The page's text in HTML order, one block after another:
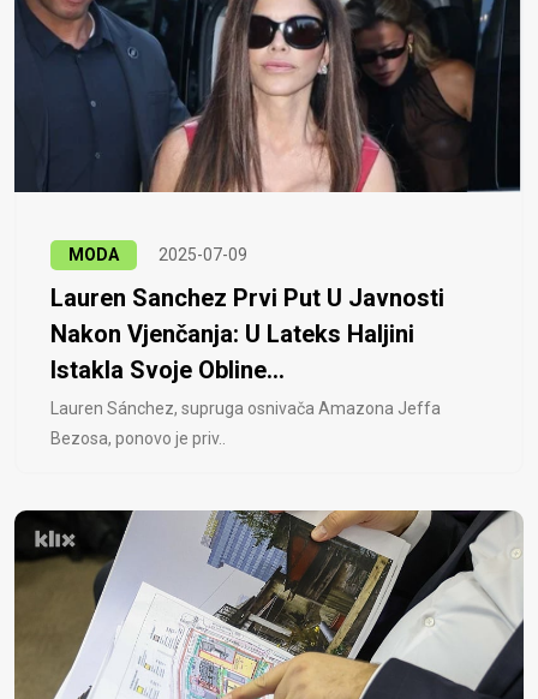
MODA 2025-07-09
Lauren Sanchez Prvi Put U Javnosti
Nakon Vjenčanja: U Lateks Haljini
Istakla Svoje Obline...
Lauren Sánchez, supruga osnivača Amazona Jeffa
Bezosa, ponovo je priv..